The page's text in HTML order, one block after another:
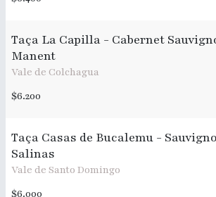
Taça La Capilla - Cabernet
Manent
Vale de Colchagua
$6.200
Taça Casas de Bucalemu -
Salinas
Vale de Santo Domingo
$6.000